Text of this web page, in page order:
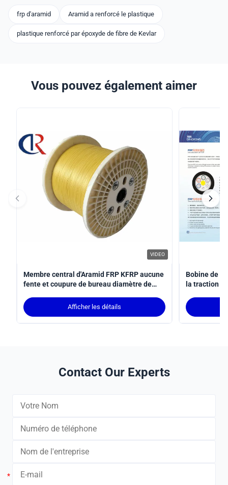
frp d'aramid Aramid a renforcé le plastique
plastique renforcé par époxyde de fibre de Kevlar
Vous pouvez également aimer
VIDEO
Membre central d'Aramid FRP KFRP aucune
fente et coupure de bureau diamètre de
Afficher les détails
Bobine de
la traction
Contact Our Experts
*